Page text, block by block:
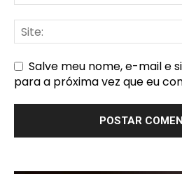
Salve meu nome, e-mail e
para a próxima vez que eu